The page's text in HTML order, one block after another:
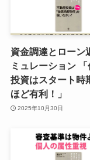
資金調達とローン
ミュレーション
投資はスタート時
ほど有利！」
2025年10月30日